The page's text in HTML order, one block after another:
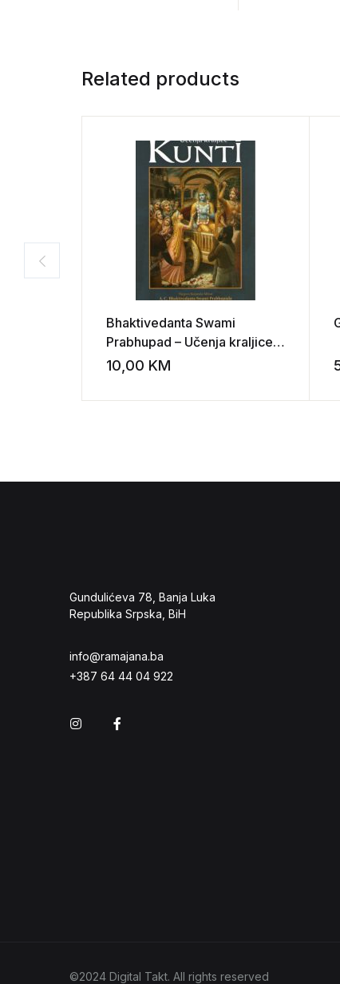
Related products
Bhaktivedanta Swami
Prabhupad – Učenja kraljice
Kunti
10,00 KM Add to
Gundulićeva 78, Banja Luka
Republika Srpska, BiH
info@ramajana.ba
+387 64 44 04 922
Instagram
©2024 Digital Takt. All rights reserved